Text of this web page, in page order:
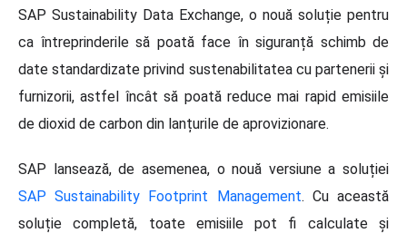
SAP Sustainability Data Exchange, o nouă soluție pentru
ca întreprinderile să poată face în siguranță schimb de
date standardizate privind sustenabilitatea cu partenerii și
furnizorii, astfel încât să poată reduce mai rapid emisiile
de dioxid de carbon din lanțurile de aprovizionare.
SAP lansează, de asemenea, o nouă versiune a soluției
SAP Sustainability Footprint Management. Cu această
soluție completă, toate emisiile pot fi calculate și